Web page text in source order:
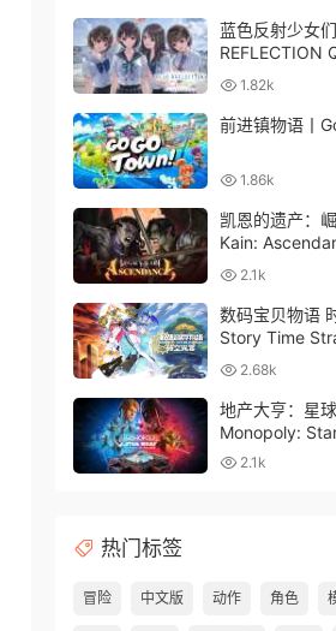
蓝色反射少女
REFLECTION
1.82k
前进镇物语丨
1.86k
凯恩的遗产：
Kain:
2.1k
数码宝贝物语
Story Time
2.68k
地产大亨：星
Monopoly:
Villains
2.1k
热门标签
冒险 中文版 动作 角色